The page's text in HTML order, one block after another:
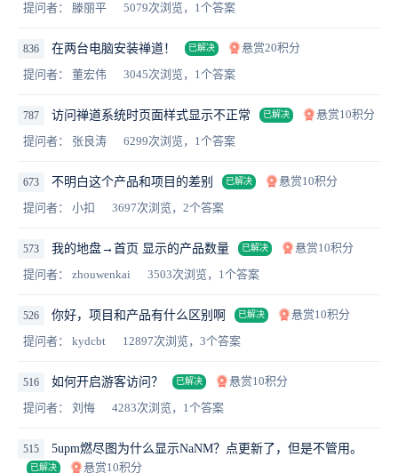
提问者： 滕丽平
5079次浏览，1个答案
836 在两台电脑安装禅道！ 已解决
悬赏20积分
提问者： 董宏伟
3045次浏览，1个答案
787 访问禅道系统时页面样式显示不正常 已解决
悬赏10积分
提问者： 张良涛
6299次浏览，1个答案
673 不明白这个产品和项目的差别 已解决
悬赏10积分
提问者： 小扣
3697次浏览，2个答案
573 我的地盘→首页 显示的产品数量 已解决
悬赏10积分
提问者： zhouwenkai
3503次浏览，1个答案
526 你好，项目和产品有什么区别啊 已解决
悬赏10积分
提问者： kydcbt
12897次浏览，3个答案
516 如何开启游客访问？ 已解决
悬赏10积分
提问者： 刘悔
4283次浏览，1个答案
515 5upm燃尽图为什么显示NaNM？点更新了，但是不管用。
已解决
悬赏10积分